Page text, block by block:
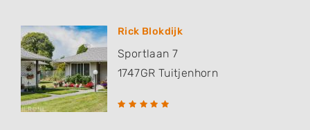
Rick Blokdijk
Sportlaan 7
1747GR Tuitjenhorn